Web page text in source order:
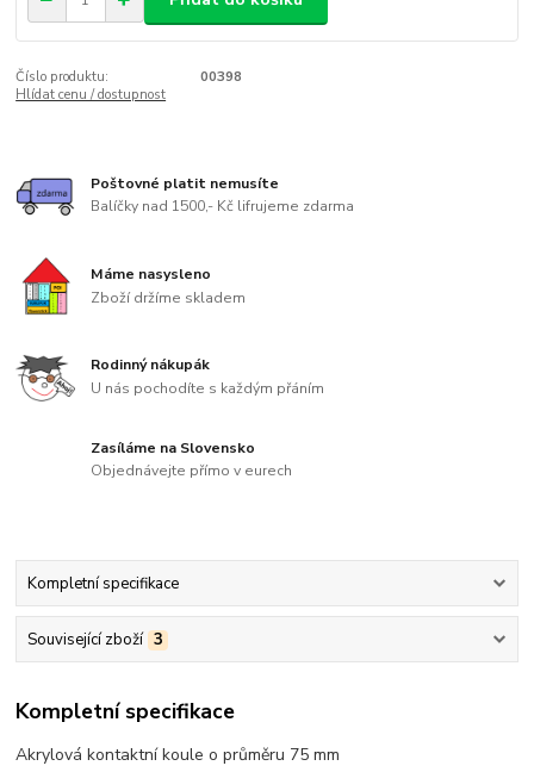
Číslo produktu:
00398
Hlídat cenu / dostupnost
Poštovné platit nemusíte
Balíčky nad 1500,- Kč lifrujeme zdarma
Máme nasysleno
Zboží držíme skladem
Rodinný nákupák
U nás pochodíte s každým přáním
Zasíláme na Slovensko
Objednávejte přímo v eurech
Kompletní specifikace
Související zboží 3
Kompletní specifikace
Akrylová kontaktní koule o průměru 75 mm